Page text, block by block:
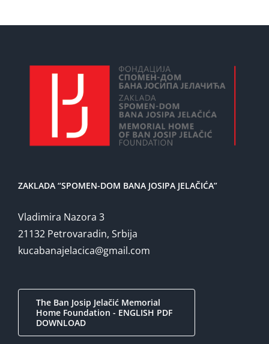
ZAKLADA “SPOMEN-DOM BANA JOSIPA JELAČIĆA”
Vladimira Nazora 3
21132 Petrovaradin, Srbija
kucabanajelacica@gmail.com
The Ban Josip Jelačić Memorial
Home Foundation - ENGLISH PDF
DOWNLOAD